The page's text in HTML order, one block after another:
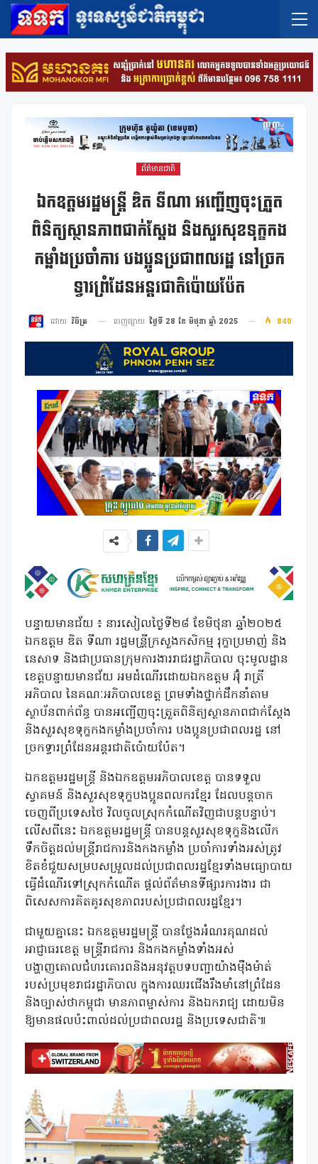
ព័ត៌មានជាតិ
ឯកឧត្តមរដ្ឋមន្រ្តី ឌិត ទីណា អញ្ជើញចុះត្រួត
ពិនិត្យស្ថានភាពជាក់ស្តែង និងសួរសុខទុក្ខកង
កម្លាំងប្រចាំការ បងប្អូនប្រជាពលរដ្ឋ នៅច្រក
ទ្វារព្រំដែនអន្តរជាតិប៉ោយប៉ែត
ដោយ វិចិត្រ ចេញផ្សាយ ថ្ងៃទី 28 ខែ មិថុនា ឆ្នាំ 2025 840
បន្ទាយមានជ័យ ៖ នារសៀលថ្ងៃទី២៨ ខែមិថុនា ឆ្នាំ២០២៥
ឯកឧត្ដម ឌិត ទីណា រដ្ឋមន្រី្តក្រសួងកសិកម្ម រុក្ខាប្រមាញ់ និង
នេសាទ និងជាប្រធានក្រុមការងាររាជរដ្ឋាភិបាល ចុះមូលដ្ឋាន
ខេត្តបន្ចាយមានជ័យ អមដំណេីរដោយឯកឧត្តម អ៊ុំ រាត្រី
អភិបាល នៃគណៈអភិបាលខេត្ត ព្រមទាំងថ្នាក់ដឹកនាំតាម
ស្ថាប័នពាក់ព័ន្ធ បានអញ្ជើញចុះត្រួតពិនិត្យស្ថានភាពជាក់ស្តែង
និងសួរសុខទុក្ខកងកម្លាំងប្រចាំការ បងប្អូនប្រជាពលរដ្ឋ នៅ
ច្រកទ្វារព្រំដែនអន្តរជាតិប៉ោយប៉ែត។
ឯកឧត្តមរដ្ឋមន្រ្តី និងឯកឧត្តមអភិបាលខេត្ត បានទទួល
ស្វាគមន៍ និងសួរសុខទុក្ខបងប្អូនពលករខ្មែរ ដែលបន្តចាក
ចេញពីប្រទេសថៃ វិលចូលស្រុកកំណើតវិញជាបន្តបន្ទាប់។
លេីសពីនេះ ឯកឧត្តមរដ្ឋមន្រ្តី បានបន្តសួរសុខទុក្ខនិងលេីក
ទឹកចិត្តដល់មន្រ្តីរាជការនិងកងកម្លាំង ប្រចាំការទាំងអស់ត្រូវ
ខិតខំជួយសម្របសម្រួលដល់ប្រជាពលរដ្ឋខ្មែរទាំងមធ្យោបាយ
ធ្វេីដំណេីរទៅស្រុកកំណេីត ផ្តល់ព័ត៌មានទីផ្សារការងារ ជា
ពិសេសការគិតគូរសុខភាពរបស់ប្រជាពលរដ្ឋខ្មែរ។
ជាមួយគ្នានេះ ឯកឧត្តមរដ្ឋមន្រ្តី បានថ្លែងអំណរគុណដល់
អាជ្ញាធរខេត្ត មន្រ្តីរាជការ និងកងកម្លាំងទាំងអស់
បង្ហាញគោលជំហរគោរពនិងអនុវត្តបទបញ្ជាយ៉ាងមុឺងម៉ាត់
របស់ប្រមុខរាជរដ្ឋាភិបាល ក្នុងការឈរជេីងរឹងមាំនៅព្រំដែន
និងច្បាស់ថាកម្ពុជា មានភាពម្ចាស់ការ និងឯករាជ្យ ដោយមិន
ឱ្យមានផលប៉ះពាល់ដល់ប្រជាពលរដ្ឋ និងប្រទេសជាតិ៕